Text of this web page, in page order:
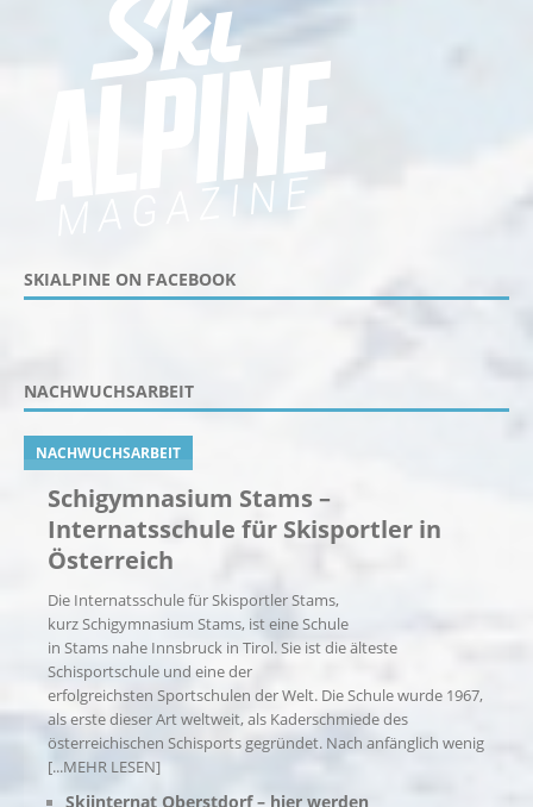
SKIALPINE ON FACEBOOK
NACHWUCHSARBEIT
NACHWUCHSARBEIT
Schigymnasium Stams –
Internatsschule für Skisportler in
Österreich
Die Internatsschule für Skisportler Stams,
kurz Schigymnasium Stams, ist eine Schule
in Stams nahe Innsbruck in Tirol. Sie ist die älteste
Schisportschule und eine der
erfolgreichsten Sportschulen der Welt. Die Schule wurde 1967,
als erste dieser Art weltweit, als Kaderschmiede des
österreichischen Schisports gegründet. Nach anfänglich wenig
[...MEHR LESEN]
Skiinternat Oberstdorf – hier werden